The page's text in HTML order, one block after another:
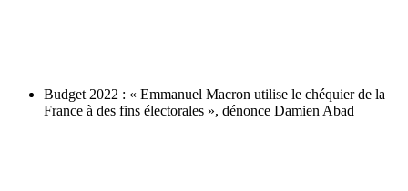
Budget 2022 : « Emmanuel Macron utilise le chéquier de la
France à des fins électorales », dénonce Damien Abad